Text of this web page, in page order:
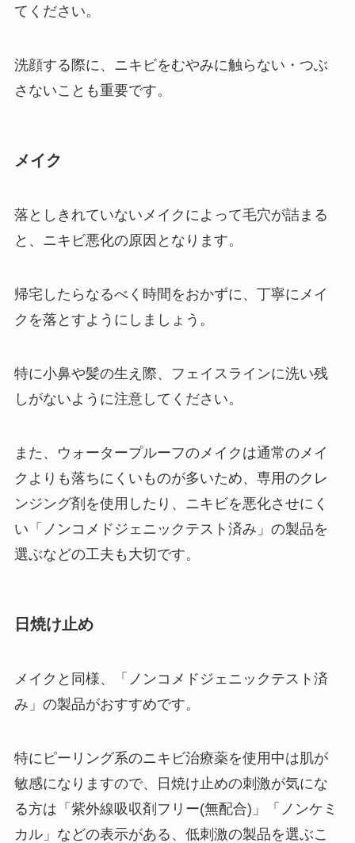
てください。
洗顔する際に、ニキビをむやみに触らない・つぶ
さないことも重要です。
メイク
落としきれていないメイクによって毛穴が詰まる
と、ニキビ悪化の原因となります。
帰宅したらなるべく時間をおかずに、丁寧にメイ
クを落とすようにしましょう。
特に小鼻や髪の生え際、フェイスラインに洗い残
しがないように注意してください。
また、ウォータープルーフのメイクは通常のメイ
クよりも落ちにくいものが多いため、専用のクレ
ンジング剤を使用したり、ニキビを悪化させにく
い「ノンコメドジェニックテスト済み」の製品を
選ぶなどの工夫も大切です。
日焼け止め
メイクと同様、「ノンコメドジェニックテスト済
み」の製品がおすすめです。
特にピーリング系のニキビ治療薬を使用中は肌が
敏感になりますので、日焼け止めの刺激が気にな
る方は「紫外線吸収剤フリー(無配合)」「ノンケミ
カル」などの表示がある、低刺激の製品を選ぶこ